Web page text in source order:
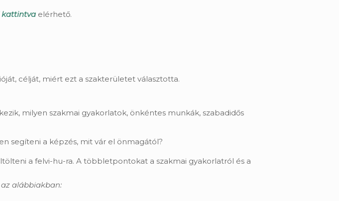
kattintva elérhető.
célját, miért ezt a szakterületet választotta.
milyen szakmai gyakorlatok, önkéntes munkák, szabadidős
segíteni a képzés, mit vár el önmagától?
a felvi-hu-ra. A többletpontokat a szakmai gyakorlatról és a
alábbiakban: